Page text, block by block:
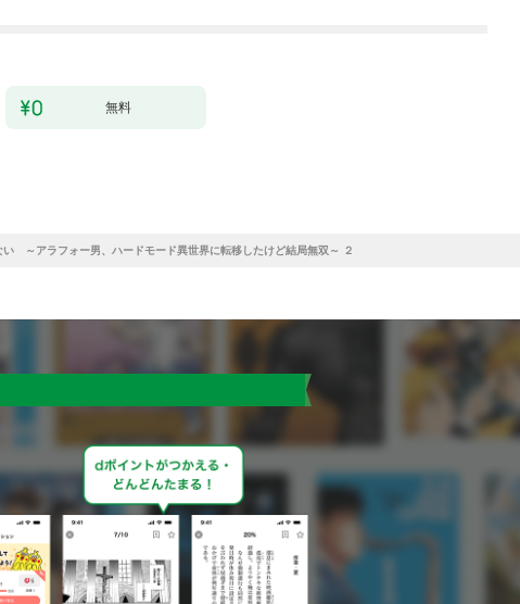
無料
い ～アラフォー男、ハードモード異世界に転移したけど結局無双～ ２